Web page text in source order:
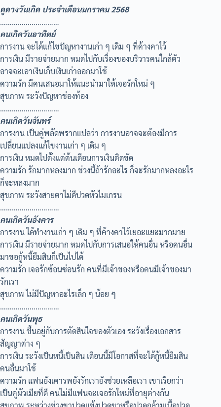
ดูดวงวันเกิด ประจำเดือนมกราคม 2568
…………………………
คนเกิดวันอาทิตย์
การงาน จะได้แก้ไขปัญหางานเก่า ๆ เดิม ๆ ที่ค้างคาไว้
การเงิน มีรายจ่ายมาก หมดไปกับเรื่องของบริวารคนใกล้ตัว
อาจจะเอาเงินเก็บเงินเก่าออกมาใช้
ความรัก มีคนเสนอมาให้แนะนำมาให้เจอรักใหม่ ๆ
สุขภาพ ระวังปัญหาช่องท้อง
…………………………
คนเกิดวันจันทร์
การงาน เป็นคู่พลัดพรากแปลว่า การงานอาจจะต้องมีการ
เปลี่ยนแปลงแก้ไขงานเก่า ๆ เดิม ๆ
การเงิน หมดไปตั้งแต่ต้นเดือนการเงินติดขัด
ความรัก รักมากหลงมาก ช่วงนี้ถ้ารักอะไร ก็จะรักมากหลงอะไร
ก็จะหลงมาก
สุขภาพ ระวังสายตาไม่ดีปวดหัวไมเกรน
…………………………
คนเกิดวันอังคาร
การงาน ได้ทำงานเก่า ๆ เดิม ๆ ที่ค้างคาไว้เยอะแยะมากมาย
การเงิน มีรายจ่ายมาก หมดไปกับการเสนอให้คนอื่น หรือคนอื่น
มาขอกู้หนี้ยืมสินก็เป็นไปได้
ความรัก เจอรักซ้อนซ่อนรัก คนที่มีเจ้าของหรือคนมีเจ้าของมา
รักเรา
สุขภาพ ไม่มีปัญหาอะไรเล็ก ๆ น้อย ๆ
…………………………
คนเกิดวันพุธ
การงาน ขึ้นอยู่กับการตัดสินใจของตัวเอง ระวังเรื่องเอกสาร
สัญญาต่าง ๆ
การเงิน ระวังเป็นหนี้เป็นสิน เดือนนี้มีโอกาสที่จะได้กู้หนี้ยืมสิน
คนอื่นมาใช้
ความรัก แฟนยังเคารพยังรักเรายังช่วยเหลือเรา เขาเรียกว่า
เป็นคู่ผัวเมียที่ดี คนไม่มีแฟนจะเจอรักใหม่ที่อายุต่างกัน